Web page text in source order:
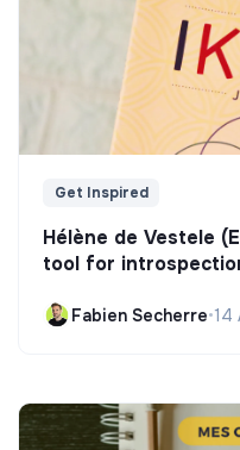
Get Inspired
Hélène de Vestele
tool for
Fabien Secherre•14